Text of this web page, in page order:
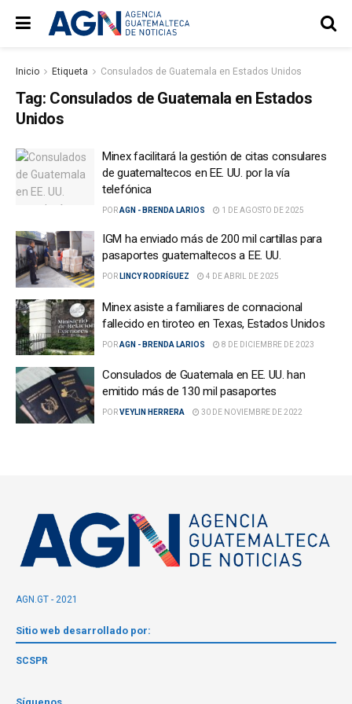
Inicio Etiqueta Consulados de Guatemala en Estados Unidos
Tag: Consulados de Guatemala en Estados
Unidos
Minex facilitará la gestión de citas consulares
de guatemaltecos en EE. UU. por la vía
telefónica
PORAGN - BRENDA LARIOS 1 DE AGOSTO DE 2025
IGM ha enviado más de 200 mil cartillas para
pasaportes guatemaltecos a EE. UU.
POR LINCY RODRÍGUEZ 4 DE ABRIL DE 2025
Minex asiste a familiares de connacional
fallecido en tiroteo en Texas, Estados Unidos
PORAGN - BRENDA LARIOS 8 DE DICIEMBRE DE 2023
Consulados de Guatemala en EE. UU. han
emitido más de 130 mil pasaportes
PORVEYLIN HERRERA 30 DE NOVIEMBRE DE 2022
AGN.GT - 2021
Sitio web desarrollado por:
SCSPR